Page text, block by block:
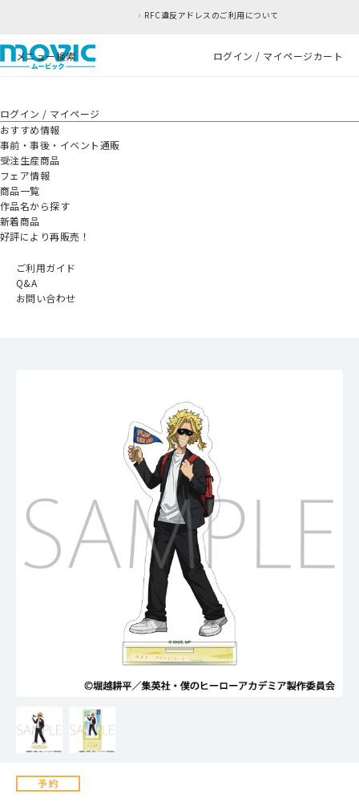
RFC違反アドレスのご利用について
メニュー検索 ログイン / マイページカート
ログイン / マイページ
おすすめ情報
事前・事後・イベント通販
受注生産商品
フェア情報
商品一覧
作品名から探す
新着商品
好評により再販売！
ご利用ガイド
Q&A
お問い合わせ